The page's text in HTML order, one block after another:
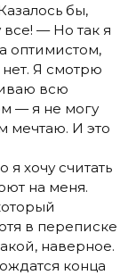
бы,
все! — Но так я
оптимистом,
Я смотрю
всю
— я не могу
мечтаю. И это
я хочу считать
на меня.
в переписке
наверное.
конца